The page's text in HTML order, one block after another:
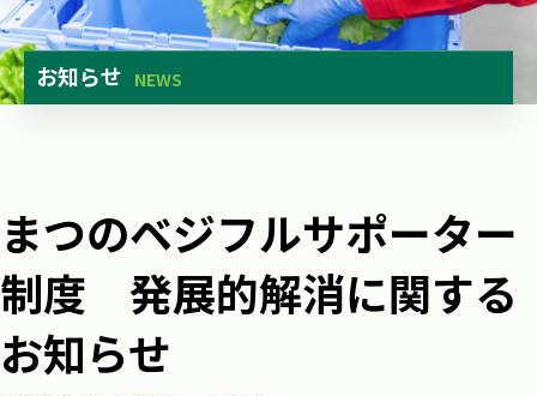
お知らせ NEWS
まつのベジフルサポーター
制度 発展的解消に関する
お知らせ
会社紹介
お問い合わせ